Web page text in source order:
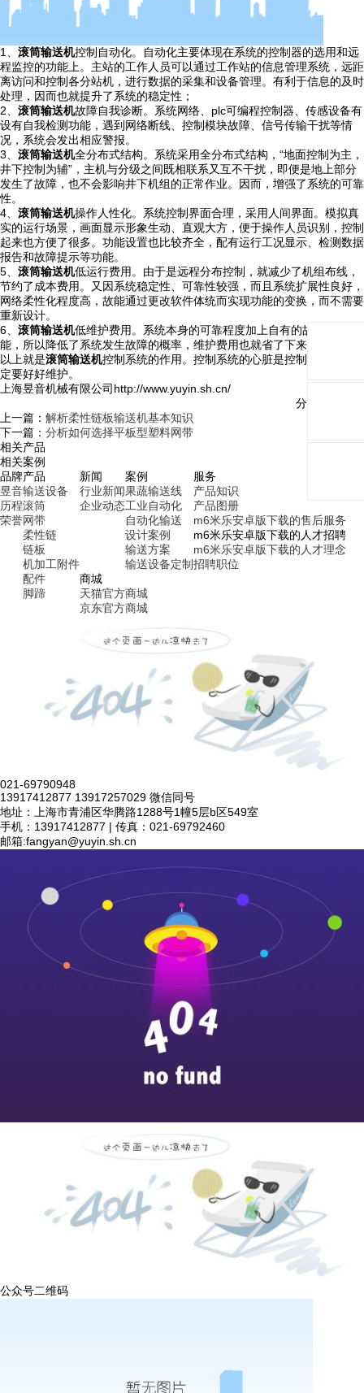
1、 滚筒输送机控制自动化。自动化主要体现在系统的控制器的选用和远
程监控的功能上。主站的工作人员可以通过工作站的信息管理系统，远距
离访问和控制各分站机，进行数据的采集和设备管理。有利于信息的及时
处理，因而也就提升了系统的稳定性；
2、 滚筒输送机故障自我诊断。系统网络、plc可编程控制器、传感设备有
设有自我检测功能，遇到网络断线、控制模块故障、信号传输干扰等情
况，系统会发出相应警报。
3、 滚筒输送机全分布式结构。系统采用全分布式结构，“地面控制为主，
井下控制为辅”，主机与分级之间既相联系又互不干扰，即便是地上部分
发生了故障，也不会影响井下机组的正常作业。因而，增强了系统的可靠
性。
4、 滚筒输送机操作人性化。系统控制界面合理，采用人间界面。模拟真
实的运行场景，画面显示形象生动、直观大方，便于操作人员识别，控制
起来也方便了很多。功能设置也比较齐全，配有运行工况显示、检测数据
报告和故障提示等功能。
5、 滚筒输送机低运行费用。由于是远程分布控制，就减少了机组布线，
节约了成本费用。又因系统稳定性、可靠性较强，而且系统扩展性良好，
网络柔性化程度高，故能通过更改软件体统而实现功能的变换，而不需要
重新设计。
6、 滚筒输送机低维护费用。系统本身的可靠程度加上自有的故障检测功
能，所以降低了系统发生故障的概率，维护费用也就省了下来。
以上就是滚筒输送机控制系统的作用。控制系统的心脏是控制器，所以一
定要好好维护。
上海昱音机械有限公司http://www.yuyin.sh.cn/
分享与关注：
上一篇： 解析柔性链板输送机基本知识
下一篇： 分析如何选择平板型塑料网带
相关产品
相关案例
品牌
昱音
历程
荣誉
产品
输送设备
滚筒
网带
柔性链
链板
机加工附件
配件
脚蹄
新闻
行业新闻
企业动态
案例
果蔬输送线
工业自动化
自动化输送
设计案例
输送方案
输送设备定制
服务
产品知识
产品图册
m6米乐安卓版下载的售后服务
m6米乐安卓版下载的人才招聘
m6米乐安卓版下载的人才理念
招聘职位
商城
天猫官方商城
京东官方商城
021-69790948
13917412877 13917257029 微信同号
地址：上海市青浦区华腾路1288号1幢5层b区549室
手机：13917412877 | 传真：021-69792460
邮箱:fangyan@yuyin.sh.cn
公众号二维码